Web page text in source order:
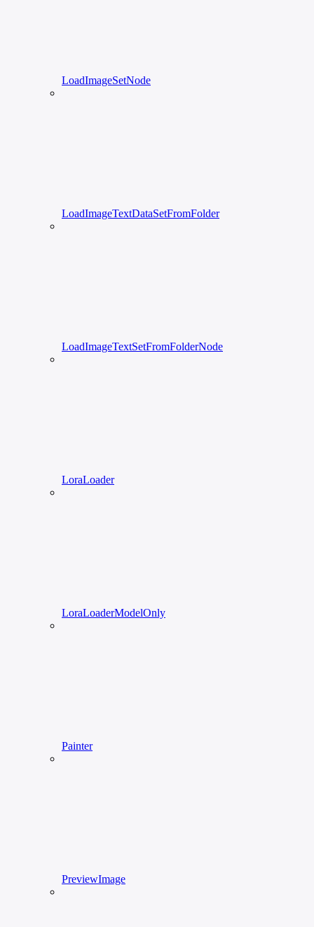
LoadImageSetNode
LoadImageTextDataSetFromFolder
LoadImageTextSetFromFolderNode
LoraLoader
LoraLoaderModelOnly
Painter
PreviewImage